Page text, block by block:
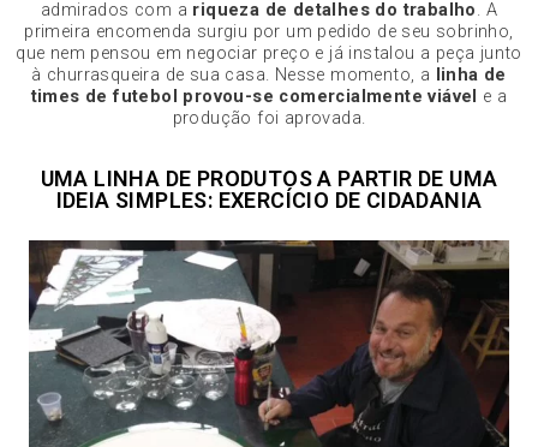
admirados com a riqueza de detalhes do trabalho. A
primeira encomenda surgiu por um pedido de seu sobrinho,
que nem pensou em negociar preço e já instalou a peça junto
à churrasqueira de sua casa. Nesse momento, a linha de
times de futebol provou-se comercialmente viável e a
produção foi aprovada.
UMA LINHA DE PRODUTOS A PARTIR DE UMA
IDEIA SIMPLES: EXERCÍCIO DE CIDADANIA